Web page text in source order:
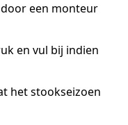
een monteur
en vul bij indien
het stookseizoen